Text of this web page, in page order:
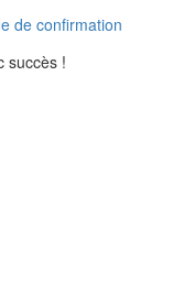
de confirmation
succès !